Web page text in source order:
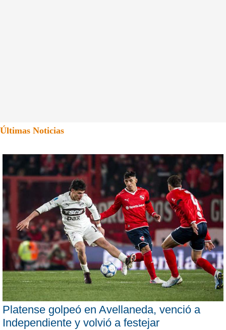
Últimas Noticias
Platense golpeó en Avellaneda, venció a
Independiente y volvió a festejar